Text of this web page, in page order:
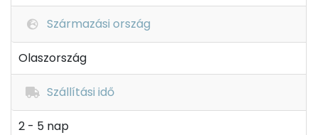
Származási ország
Olaszország
Szállítási idő
2 - 5 nap